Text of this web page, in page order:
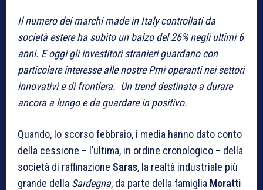
Il numero dei marchi made in Italy controllati da
società estere ha subìto un balzo del 26% negli ultimi 6
anni. E oggi gli investitori stranieri guardano con
particolare interesse alle nostre Pmi operanti nei settori
innovativi e di frontiera. Un trend destinato a durare
ancora a lungo e da guardare in positivo.
Quando, lo scorso febbraio, i media hanno dato conto
della cessione – l’ultima, in ordine cronologico – della
società di raffinazione Saras, la realtà industriale più
grande della Sardegna, da parte della famiglia Moratti